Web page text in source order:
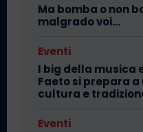
Ma bomba o non
malgrado voi…
Eventi
I big della musica
Faeto si prepara
cultura e
Eventi